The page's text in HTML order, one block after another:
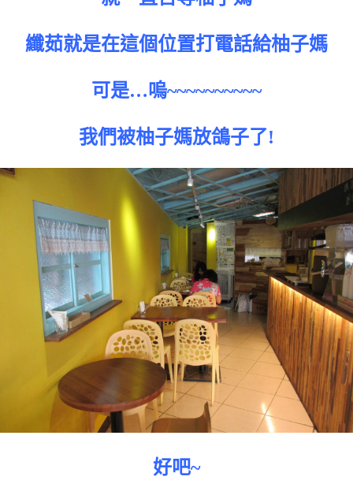
纖茹就是在這個位置打電話給柚子媽
可是…嗚~~~~~~~~~~
我們被柚子媽放鴿子了!
好吧~